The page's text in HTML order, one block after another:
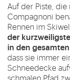
Auf der Piste,
Compagnoni
Rennen im
der
in den
dass sie immer
Schneedecke
schmalen Pfad